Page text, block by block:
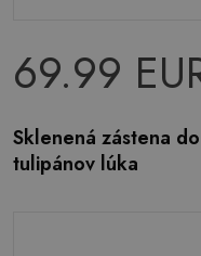
69.99
Sklenená zástena
tulipánov lúka